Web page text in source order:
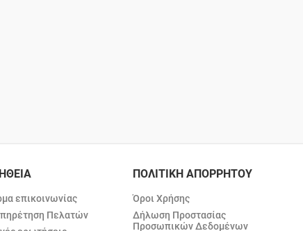
επικοινωνίας
Πελατών
ΠΟΛΙΤΙΚΗ ΑΠΟΡΡΗΤΟΥ
Όροι Χρήσης
Δήλωση Προστασίας
Προσωπικών Δεδομένων